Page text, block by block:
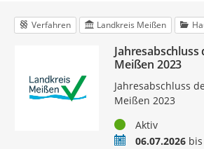
Verfahren Landkreis Meißen
Meißen 2023
Jahresabschluss
Meißen 2023
StatusAktiv
Zeitraum06.07.2026bis